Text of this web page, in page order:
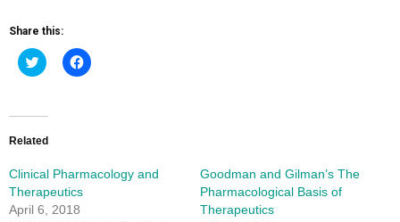
Share this:
Click
to
(Opens
new
Click
to
Related
Clinical Pharmacology and
Therapeutics
April 6, 2018
Goodman and Gilman’s The
Pharmacological Basis of
Therapeutics